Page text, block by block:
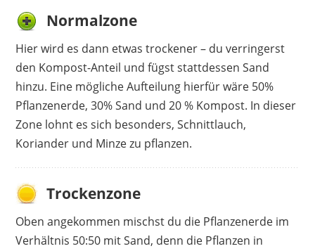
Normalzone
Hier wird es dann etwas trockener – du verringerst
den Kompost-Anteil und fügst stattdessen Sand
hinzu. Eine mögliche Aufteilung hierfür wäre 50%
Pflanzenerde, 30% Sand und 20 % Kompost. In dieser
Zone lohnt es sich besonders, Schnittlauch,
Koriander und Minze zu pflanzen.
Trockenzone
Oben angekommen mischst du die Pflanzenerde im
Verhältnis 50:50 mit Sand, denn die Pflanzen in